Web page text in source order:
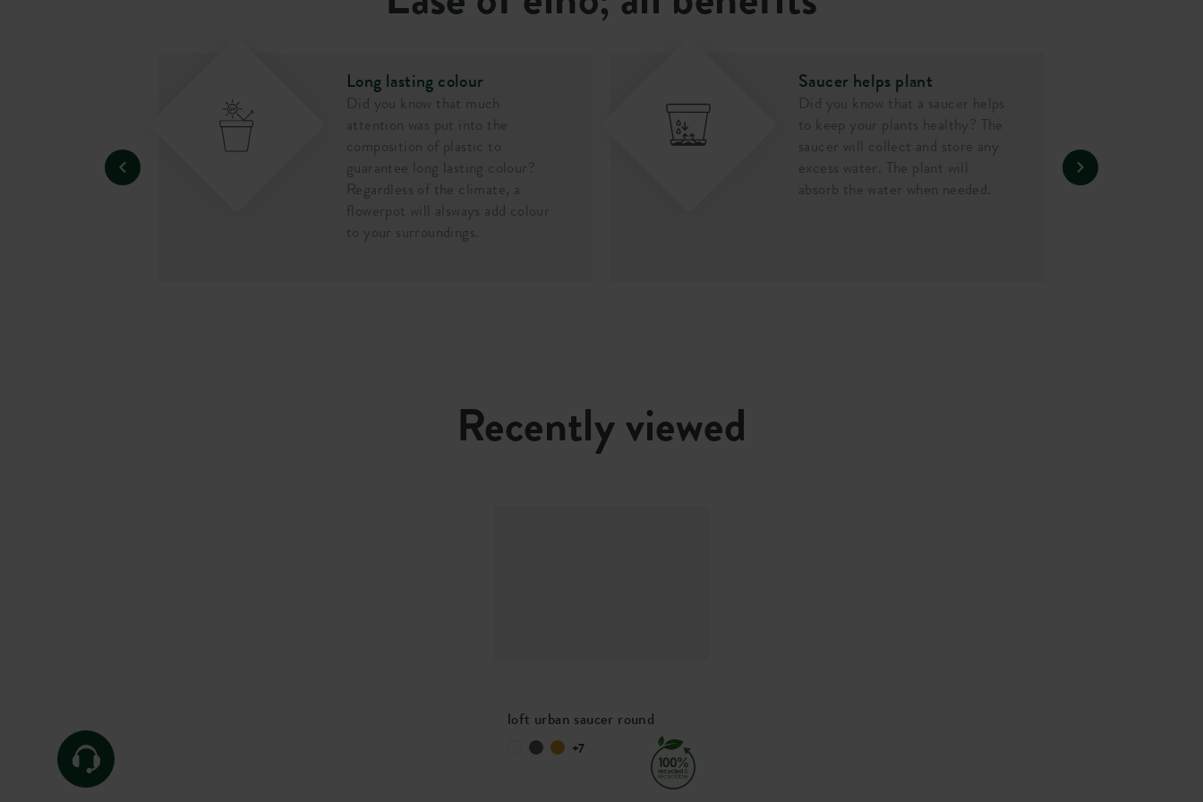
Long lasting colour
Did you know that much
attention was put into the
composition of plastic to
guarantee long lasting colour?
Regardless of the climate, a
flowerpot will alsways add colour
to your surroundings.
Saucer helps plant
Did you know that a saucer helps
to keep your plants healthy? The
saucer will collect and store any
excess water. The plant will
absorb the water when needed.
Recently viewed
loft urban saucer round
+7